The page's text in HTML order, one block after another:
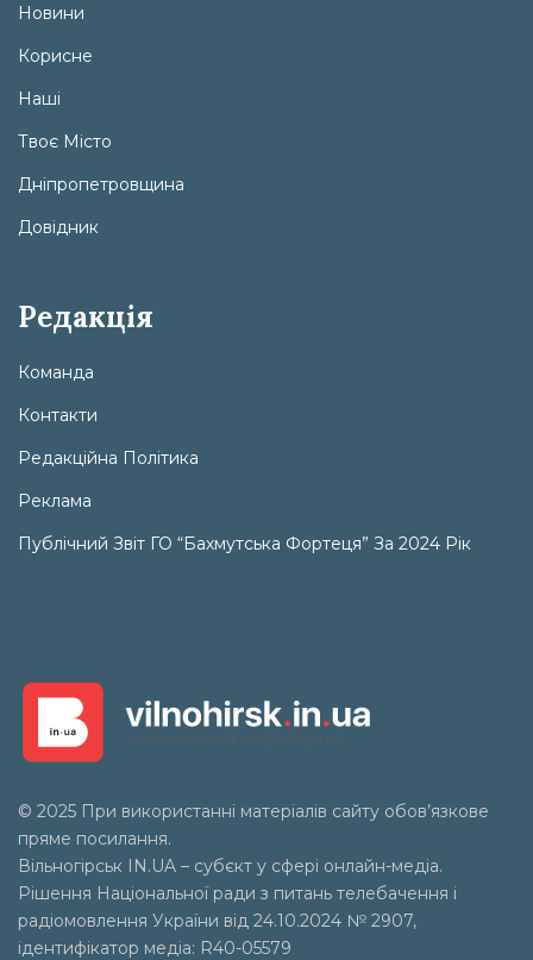
Новини
Корисне
Наші
Твоє Місто
Дніпропетровщина
Довідник
Редакція
Команда
Контакти
Редакційна Політика
Реклама
Публічний Звіт ГО “Бахмутська Фортеця” За 2024 Рік
© 2025 При використанні матеріалів сайту обов’язкове
пряме посилання.
Вільногірськ
IN.UA – субєкт у сфері онлайн-медіа.
Рішення Національної ради з питань телебачення і
радіомовлення України від 24.10.2024 № 2907,
ідентифікатор медіа: R40-05579